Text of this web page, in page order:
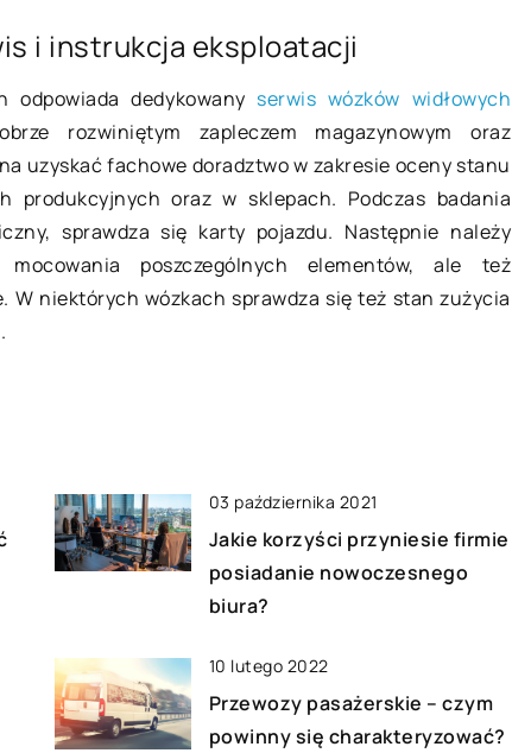
i instrukcja eksploatacji
odpowiada dedykowany serwis wózków widłowych
rozwiniętym zapleczem magazynowym oraz
uzyskać fachowe doradztwo w zakresie oceny stanu
produkcyjnych oraz w sklepach. Podczas badania
sprawdza się karty pojazdu. Następnie należy
poszczególnych elementów, ale też
W niektórych wózkach sprawdza się też stan zużycia
03 października 2021
Jakie korzyści przyniesie firmie
posiadanie nowoczesnego
biura?
10 lutego 2022
Przewozy pasażerskie – czym
powinny się charakteryzować?
szklarnia to
hodowli przede
11 maja 2022
Roboty przemysłowe, czyli
przyszłość przemysłu
Maszyny te są obecnie szeroko
wykorzystywane w produkcji do
wykonywania zadań wymagających